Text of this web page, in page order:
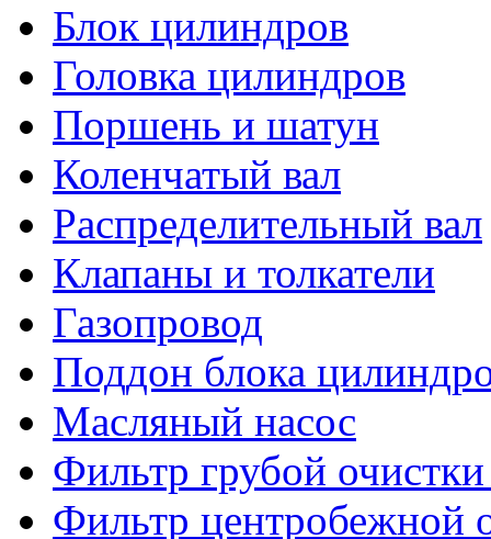
Блок цилиндров
Головка цилиндров
Поршень и шатун
Коленчатый вал
Распределительный вал
Клапаны и толкатели
Газопровод
Поддон блока
Масляный насос
Фильтр грубой
Фильтр центробежной